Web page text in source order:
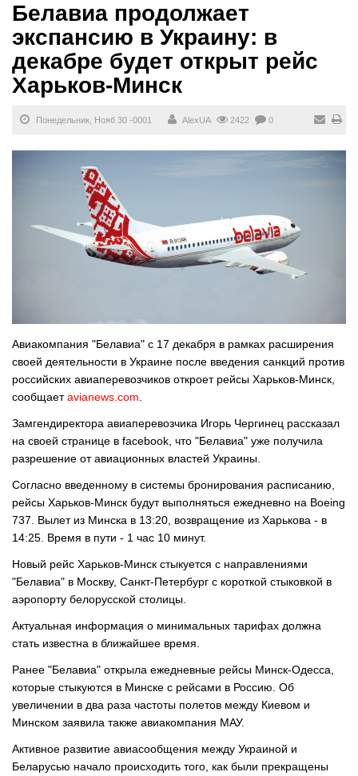
Белавиа продолжает
экспансию в Украину: в
декабре будет открыт рейс
Харьков-Минск
Понедельник, Нояб 30 -0001 AlexUA 2422 0
Авиакомпания "Белавиа" с 17 декабря в рамках расширения
своей деятельности в Украине после введения санкций против
российских авиаперевозчиков откроет рейсы Харьков-Минск,
сообщаетavianews.com
Замгендиректора авиаперевозчика Игорь Чергинец рассказал
на своей странице в facebook, что "Белавиа" уже получила
разрешение от авиационных властей Украины.
Согласно введенному в системы бронирования расписанию,
рейсы Харьков-Минск будут выполняться ежедневно на Boeing
737. Вылет из Минска в 13:20, возвращение из Харькова - в
14:25. Время в пути - 1 час 10 минут.
Новый рейс Харьков-Минск стыкуется с направлениями
"Белавиа" в Москву, Санкт-Петербург с короткой стыковкой в
аэропорту белорусской столицы.
Актуальная информация о минимальных тарифах должна
стать известна в ближайшее время.
Ранее "Белавиа" открыла ежедневные рейсы Минск-Одесса,
которые стыкуются в Минске с рейсами в Россию. Об
увеличении в два раза частоты полетов между Киевом и
Минском заявила также авиакомпания МАУ.
Активное развитие авиасообщения между Украиной и
Беларусью начало происходить того, как были прекращены